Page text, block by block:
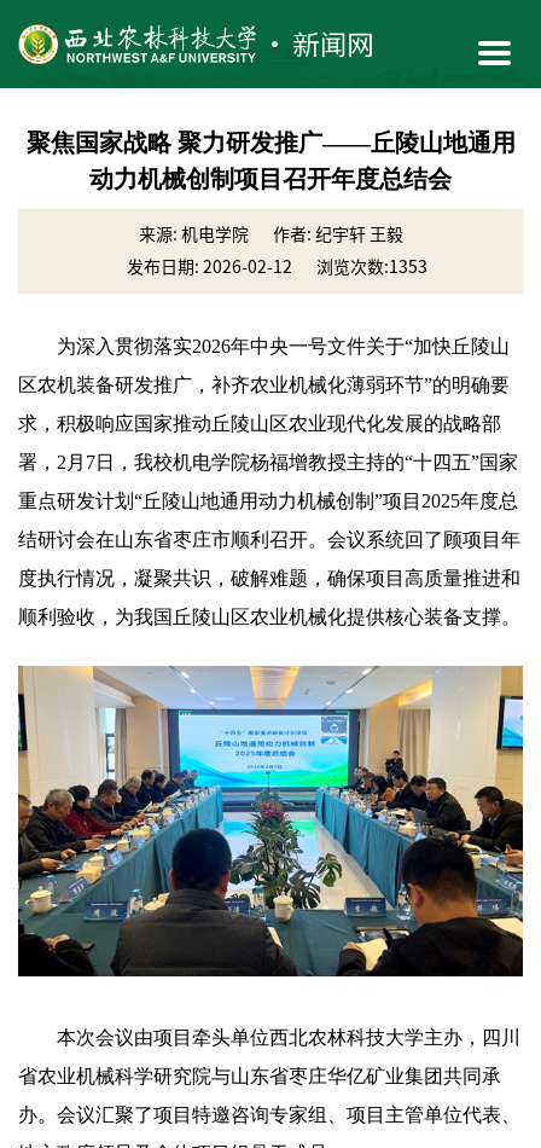
聚焦国家战略 聚力研发推广——丘陵山地通用
动力机械创制项目召开年度总结会
来源: 机电学院
作者: 纪宇轩 王毅
发布日期: 2026-02-12
浏览次数:1353
为深入贯彻落实2026年中央一号文件关于“加快丘陵山
区农机装备研发推广，补齐农业机械化薄弱环节”的明确要
求，积极响应国家推动丘陵山区农业现代化发展的战略部
署，2月7日，我校机电学院杨福增教授主持的“十四五”国家
重点研发计划“丘陵山地通用动力机械创制”项目2025年度总
结研讨会在山东省枣庄市顺利召开。会议系统回了顾项目年
度执行情况，凝聚共识，破解难题，确保项目高质量推进和
顺利验收，为我国丘陵山区农业机械化提供核心装备支撑。
本次会议由项目牵头单位西北农林科技大学主办，四川
省农业机械科学研究院与山东省枣庄华亿矿业集团共同承
办。会议汇聚了项目特邀咨询专家组、项目主管单位代表、